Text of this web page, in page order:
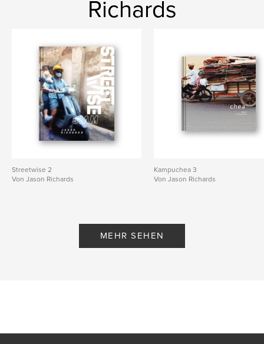
Richards
Streetwise 2
Von Jason Richards
Kampuchea 3
Von Jason Richards
MEHR SEHEN